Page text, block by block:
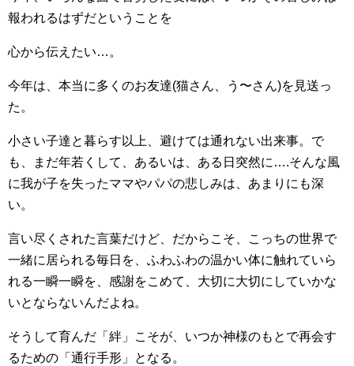
報われるはずだということを
心から伝えたい…。
今年は、本当に多くのお友達(猫さん、う〜さん)を見送っ
た。
小さい子達と暮らす以上、避けては通れない出来事。で
も、まだ年若くして、あるいは、ある日突然に….そんな風
に我が子を失ったママやパパの悲しみは、あまりにも深
い。
言い尽くされた言葉だけど、だからこそ、こっちの世界で
一緒に居られる毎日を、ふわふわの温かい体に触れていら
れる一瞬一瞬を、感謝をこめて、大切に大切にしていかな
いとならないんだよね。
そうして育んだ「絆」こそが、いつか神様のもとで再会す
るための「通行手形」となる。